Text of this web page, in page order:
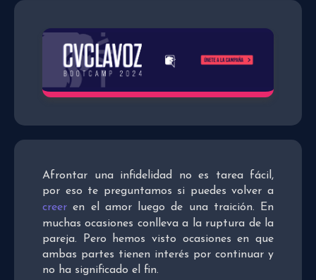
Afrontar una infidelidad no es tarea fácil,
por eso te preguntamos si puedes volver a
creer en el amor luego de una traición. En
muchas ocasiones conlleva a la ruptura de la
pareja. Pero hemos visto ocasiones en que
ambas partes tienen interés por continuar y
no ha significado el fin.